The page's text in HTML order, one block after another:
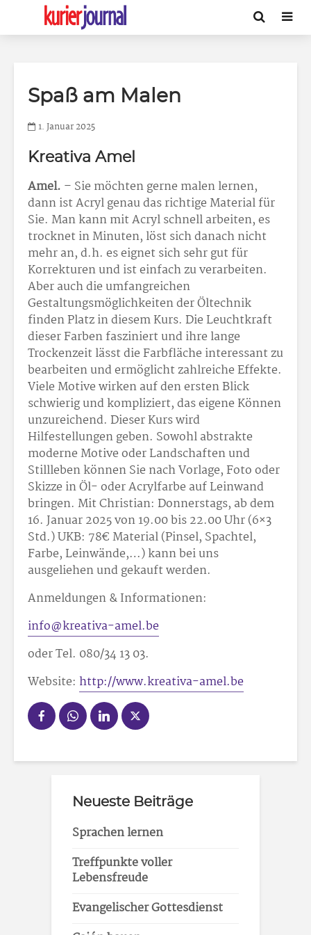
Spaß am Malen
1. Januar 2025
Kreativa Amel
Amel. – Sie möchten gerne malen lernen,
dann ist Acryl genau das richtige Material für
Sie. Man kann mit Acryl schnell arbeiten, es
trocknet in Minuten, löst sich danach nicht
mehr an, d.h. es eignet sich sehr gut für
Korrekturen und ist einfach zu verarbeiten.
Aber auch die umfangreichen
Gestaltungsmöglichkeiten der Öltechnik
finden Platz in diesem Kurs. Die Leuchtkraft
dieser Farben fasziniert und ihre lange
Trockenzeit lässt die Farbfläche interessant zu
bearbeiten und ermöglicht zahlreiche Effekte.
Viele Motive wirken auf den ersten Blick
schwierig und kompliziert, das eigene Können
unzureichend. Dieser Kurs wird
Hilfestellungen geben. Sowohl abstrakte
moderne Motive oder Landschaften und
Stillleben können Sie nach Vorlage, Foto oder
Skizze in Öl- oder Acrylfarbe auf Leinwand
bringen. Mit Christian: Donnerstags, ab dem
16. Januar 2025 von 19.00 bis 22.00 Uhr (6×3
Std.) UKB: 78€ Material (Pinsel, Spachtel,
Farbe, Leinwände,…) kann bei uns
ausgeliehen und gekauft werden.
Anmeldungen & Informationen:
info@kreativa-amel.be
oder Tel. 080/34 13 03.
Website: http://www.kreativa-amel.be
Neueste Beiträge
Sprachen lernen
Treffpunkte voller
Lebensfreude
Evangelischer Gottesdienst